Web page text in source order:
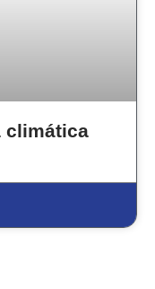
climática